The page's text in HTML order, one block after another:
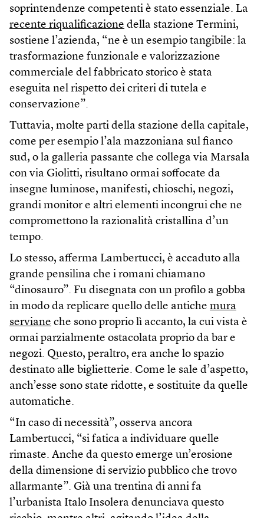
soprintendenze competenti è stato essenziale. La
recente riqualificazione della stazione Termini,
sostiene l’azienda, “ne è un esempio tangibile: la
trasformazione funzionale e valorizzazione
commerciale del fabbricato storico è stata
eseguita nel rispetto dei criteri di tutela e
conservazione”.
Tuttavia, molte parti della stazione della capitale,
come per esempio l’ala mazzoniana sul fianco
sud, o la galleria passante che collega via Marsala
con via Giolitti, risultano ormai soffocate da
insegne luminose, manifesti, chioschi, negozi,
grandi monitor e altri elementi incongrui che ne
compromettono la razionalità cristallina d’un
tempo.
Lo stesso, afferma Lambertucci, è accaduto alla
grande pensilina che i romani chiamano
“dinosauro”. Fu disegnata con un profilo a gobba
in modo da replicare quello delle antiche mura
serviane che sono proprio lì accanto, la cui vista è
ormai parzialmente ostacolata proprio da bar e
negozi. Questo, peraltro, era anche lo spazio
destinato alle biglietterie. Come le sale d’aspetto,
anch’esse sono state ridotte, e sostituite da quelle
automatiche.
“In caso di necessità”, osserva ancora
Lambertucci, “si fatica a individuare quelle
rimaste. Anche da questo emerge un’erosione
della dimensione di servizio pubblico che trovo
allarmante”. Già una trentina di anni fa
l’urbanista Italo Insolera denunciava questo